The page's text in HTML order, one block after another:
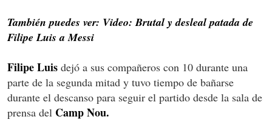
También puedes ver: Video: Brutal y desleal patada de
Filipe Luis a Messi
Filipe Luis dejó a sus compañeros con 10 durante una
parte de la segunda mitad y tuvo tiempo de bañarse
durante el descanso para seguir el partido desde la sala de
prensa del Camp Nou.